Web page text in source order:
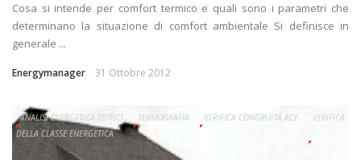
Cosa si intende per comfort termico e quali sono i parametri che
determinano la situazione di comfort ambientale Si definisce in
generale ...
Energymanager 31 Ottobre 2012
ANALISI ENERGETICA EDIFICI TERMOGRAFIA VERIFICA CONGRUITÀ ACE
VERIFICA
DELLA CLASSE ENERGETICA